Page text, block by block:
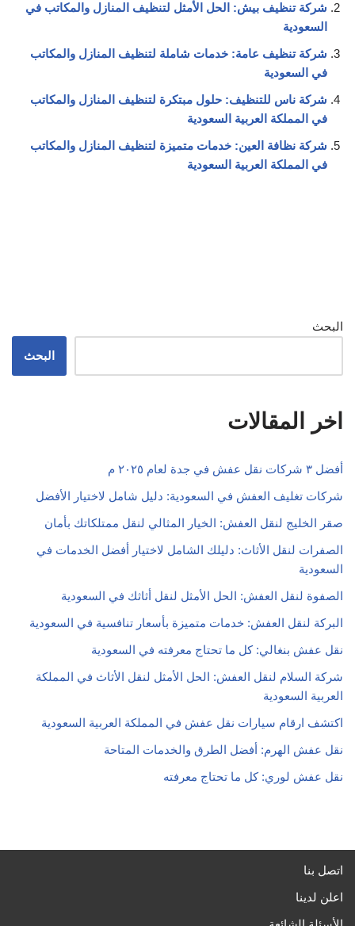
شركة تنظيف بيش: الحل الأمثل لتنظيف المنازل والمكاتب في
السعودية
شركة تنظيف عامة: خدمات شاملة لتنظيف المنازل والمكاتب
في السعودية
شركة ناس للتنظيف: حلول مبتكرة لتنظيف المنازل والمكاتب
في المملكة العربية السعودية
شركة نظافة العين: خدمات متميزة لتنظيف المنازل والمكاتب
في المملكة العربية السعودية
البحث
البحث
اخر المقالات
أفضل ٣ شركات نقل عفش في جدة لعام ٢٠٢٥ م
شركات تغليف العفش في السعودية: دليل شامل لاختيار الأفضل
صقر الخليج لنقل العفش: الخيار المثالي لنقل ممتلكاتك بأمان
الصفرات لنقل الأثاث: دليلك الشامل لاختيار أفضل الخدمات في
السعودية
الصفوة لنقل العفش: الحل الأمثل لنقل أثاثك في السعودية
البركة لنقل العفش: خدمات متميزة بأسعار تنافسية في السعودية
نقل عفش بنغالي: كل ما تحتاج معرفته في السعودية
شركة السلام لنقل العفش: الحل الأمثل لنقل الأثاث في المملكة
العربية السعودية
اكتشف ارقام سيارات نقل عفش في المملكة العربية السعودية
نقل عفش الهرم: أفضل الطرق والخدمات المتاحة
نقل عفش لوري: كل ما تحتاج معرفته
اتصل بنا
اعلن لدينا